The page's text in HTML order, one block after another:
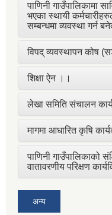
पाणिनी गाउँपालिकामा
भएका स्थायी
सम्बन्धमा व्यवस्था गर्न
विपद् व्यवस्थापन कोष
शिक्षा ऐन ।।
लेखा समिति संचालन
मागमा आधारित कृषि
पाणिनी गाउँपालिकाको
वातावरणीय परिक्षण
अन्य